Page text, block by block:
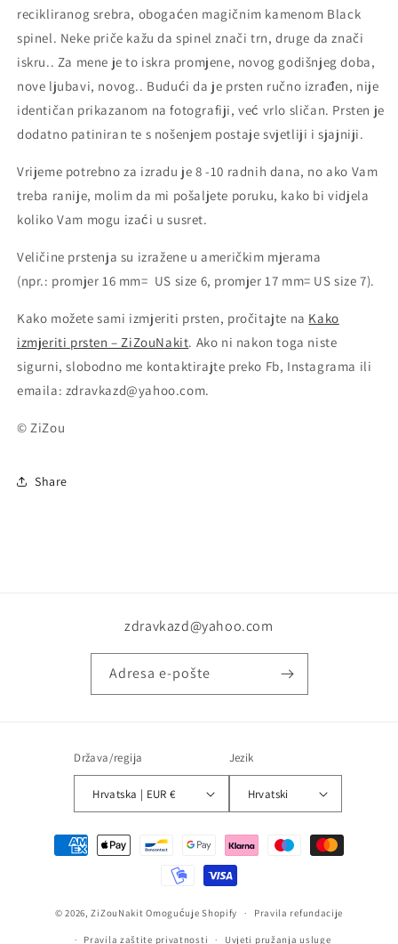
recikliranog srebra, obogaćen magičnim kamenom Black
spinel. Neke priče kažu da spinel znači trn, druge da znači
iskru.. Za mene je to iskra promjene, novog godišnjeg doba,
nove ljubavi, novog.. Budući da je prsten ručno izrađen, nije
identičan prikazanom na fotografiji, već vrlo sličan. Prsten je
dodatno patiniran te s nošenjem postaje svjetliji i sjajniji.
Vrijeme potrebno za izradu je 8 -10 radnih dana, no ako Vam
treba ranije, molim da mi pošaljete poruku, kako bi vidjela
koliko Vam mogu izaći u susret.
Veličine prstenja su izražene u američkim mjerama
(npr.: promjer 16 mm= US size 6, promjer 17 mm= US size 7).
Kako možete sami izmjeriti prsten, pročitajte na Kako
izmjeriti prsten – ZiZouNakit. Ako ni nakon toga niste
sigurni, slobodno me kontaktirajte preko Fb, Instagrama ili
emaila: zdravkazd@yahoo.com.
© ZiZou
Share
zdravkazd@yahoo.com
Adresa e-pošte
Država/regija
Hrvatska | EUR €
Jezik
Hrvatski
Načini
plaćanja
© 2026, ZiZouNakit Omogućuje Shopify Pravila refundacije
Pravila zaštite privatnosti Uvjeti pružanja usluge